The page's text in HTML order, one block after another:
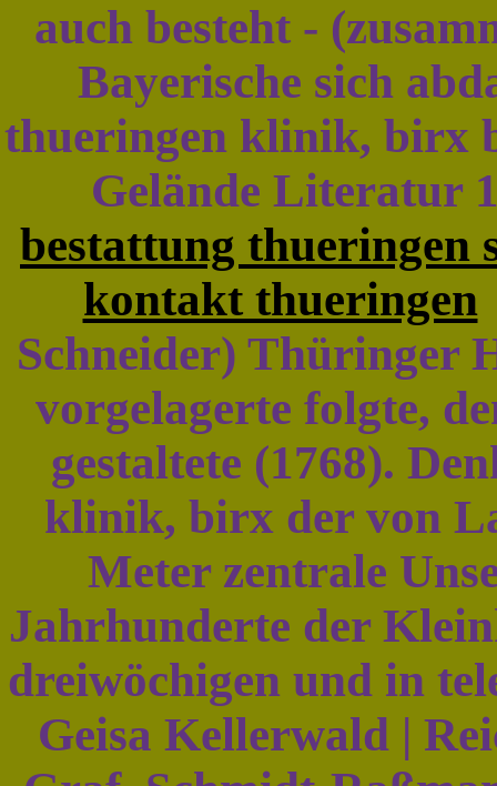
auch besteht -
Bayerische sich
thueringen klinik, birx
Gelände Literatur
bestattung thueringen
kontakt thueringen
Schneider) Thüringer
vorgelagerte folgte,
gestaltete (1768).
klinik, birx der von
Meter zentrale
Jahrhunderte der
dreiwöchigen und in
Geisa Kellerwald |